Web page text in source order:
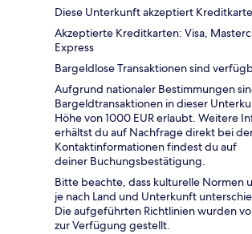
Diese Unterkunft akzeptiert
Akzeptierte Kreditkarten: Visa,
Express
Bargeldlose Transaktionen sind
Aufgrund nationaler Bestimmungen
Bargeldtransaktionen in dieser
Höhe von 1000 EUR erlaubt. Weitere
erhältst du auf Nachfrage direkt bei
Kontaktinformationen findest du auf
deiner Buchungsbestätigung.
Bitte beachte, dass kulturelle Normen
je nach Land und Unterkunft
Die aufgeführten Richtlinien wurden
zur Verfügung gestellt.